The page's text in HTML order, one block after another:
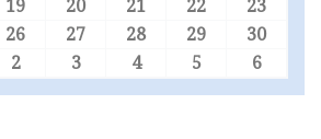
2026
19 19 août 2026
20 20 août 2026
21 21 août 2026
22 22 août 2026
23
2026
26 26 août 2026
27 27 août 2026
28 28 août 2026
29 29 août 2026
30
2026
2 2 septembre 2026
3 3 septembre 2026
44 septembre 2026
5 5 septembre
6